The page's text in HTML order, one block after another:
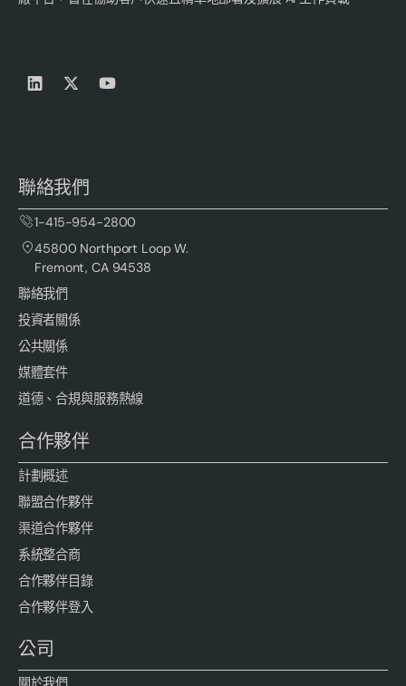
聯絡我們
1-415-954-2800
45800 Northport Loop W.
Fremont, CA 94538
聯絡我們
投資者關係
公共關係
媒體套件
道德、合規與服務熱線
合作夥伴
計劃概述
聯盟合作夥伴
渠道合作夥伴
系統整合商
合作夥伴目錄
合作夥伴登入
公司